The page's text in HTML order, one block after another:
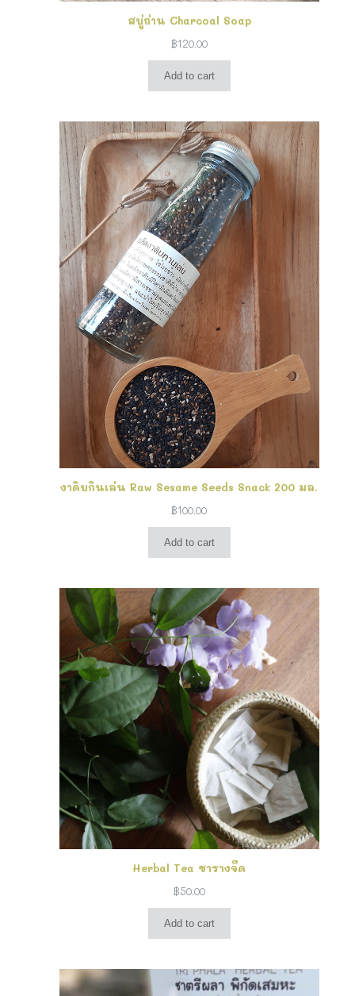
สบู่ถ่าน Charcoal Soap
฿120.00
Add to cart
งาดิบกินเล่น Raw Sesame Seeds Snack 200 มล.
฿100.00
Add to cart
Herbal Tea ชารางจืด
฿50.00
Add to cart